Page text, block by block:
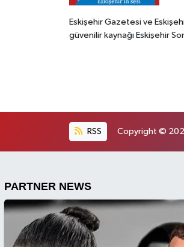
Eskişehir Gazetesi ve
güvenilir kaynağı Eskişehir
RSS Copyright ©